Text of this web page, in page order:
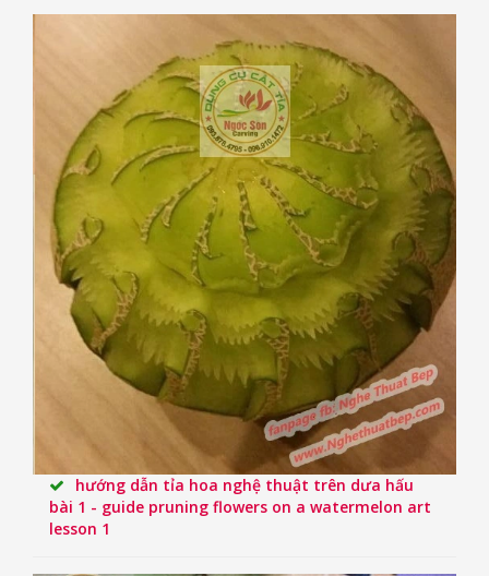
hướng dẫn tỉa hoa nghệ thuật trên dưa hấu
bài 1 - guide pruning flowers on a watermelon art
lesson 1